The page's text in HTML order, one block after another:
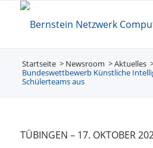
Startseite /
Newsroom /
Aktuelles
Bundeswettbewerb Künstliche
Schülerteams aus
TÜBINGEN – 17. OKTOBER